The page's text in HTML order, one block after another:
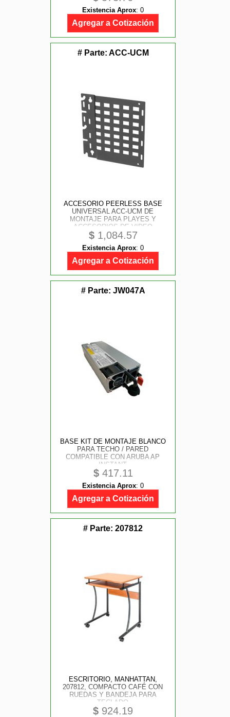
Existencia Aprox: 0
Agregar a Cotización
# Parte: ACC-UCM
ACCESORIO PEERLESS BASE
UNIVERSAL ACC-UCM DE
MONTAJE PARA PLAYES Y
ACCESORIOS DE VIDEO
PEERLESS
$1,084.57
Existencia Aprox: 0
Agregar a Cotización
# Parte: JW047A
BASE KIT DE MONTAJE BLANCO
PARA TECHO / PARED
COMPATIBLE CON ARUBA AP
INSTANT
$417.11
Existencia Aprox: 0
Agregar a Cotización
# Parte: 207812
ESCRITORIO, MANHATTAN,
207812, COMPACTO CAFÉ CON
RUEDAS Y BANDEJA PARA
TECLADO
$ 924.19